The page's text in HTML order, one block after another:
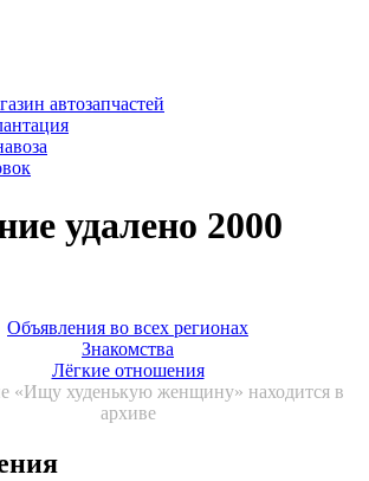
автозапчастей
удалено 2000
Объявления во всех регионах
Знакомства
Лёгкие отношения
«Ищу худенькую женщину» находится в
архиве